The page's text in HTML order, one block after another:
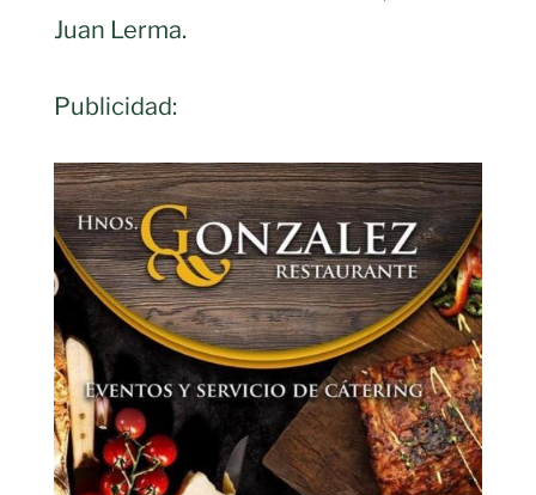
Juan Lerma.
Publicidad: